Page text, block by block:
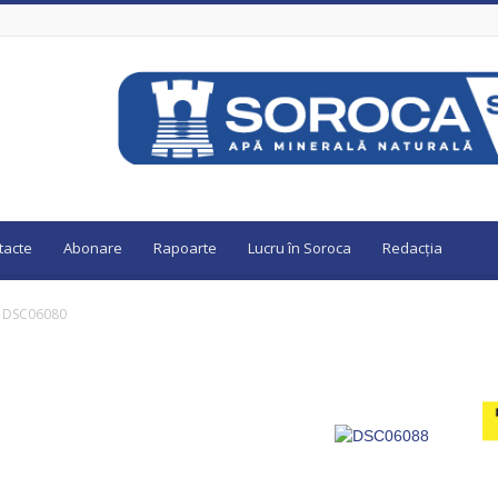
Abonare Rapoarte Lucru în Soroca Redacția
DSC06080